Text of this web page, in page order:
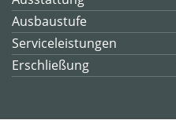
Ausbaustufe
Serviceleistungen
Erschließung